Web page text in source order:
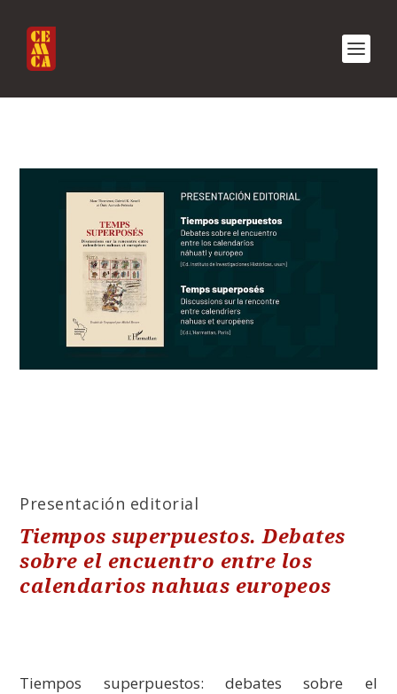
Presentación editorial
Tiempos superpuestos. Debates
sobre el encuentro entre los
calendarios nahuas europeos
Tiempos superpuestos: debates sobre el